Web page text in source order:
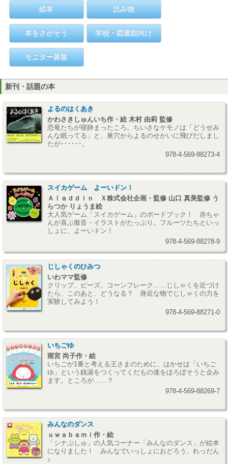
絵本 読み物
本をさがそう 学校・図書館向け
モニター募集
新刊・話題の本
よるのはくあき
かわさきしゅんいち作・絵 木村 由莉 監修
恐竜たちが寝静まったころ。ちいさなケモノは「どうせみ
んな眠ってる」と、巣穴からよるのせかいに飛びだしまし
たが･･････。
978-4-569-88273-4
スイカゲーム よーいドン！
Ａｌａｄｄｉｎ Ｘ株式会社企画・監修 山口 真美監修 う
らつか りょうま絵
大人気ゲーム「スイカゲーム」のボードブック！ 赤ちゃ
んが喜ぶ擬音・イラストがたっぷり。フルーツたちといっ
しょに、よーいドン！
978-4-569-88278-9
じしゃくのひみつ
いわママ監修
クリップ、ビーズ、コーンフレーク……じしゃくを近づけ
たら、このあと、どうなる？ 身近な物でじしゃくの力を
実験してみよう！
978-4-569-88271-0
いちごゆ
雨宮 尚子作・絵
いちごが1番と考える王さまのために、はかせは「いちご
ゆ」という銭湯をつくってくだもの達をほろぼそうと企み
ます。ところが……？
978-4-569-88269-7
みんなのダンス
ｕｗａｂａｍｉ作・絵
「シナぷしゅ」の人気コーナー「みんなのダンス」が絵本
になりました！ みんなでいっしょにおどろう、れっだん
♪